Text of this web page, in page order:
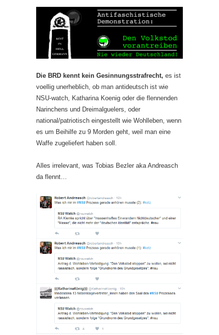
Die BRD kennt kein Gesinnungsstrafrecht, es ist
voellig unerheblich, ob man antideutsch ist wie
NSU-watch, Katharina Koenig oder die flennenden
Narinchens und Dreimalguelers, oder
national/patriotisch eingestellt wie Wohlleben, wenn
es um Beihilfe zu 9 Morden geht, weil man eine
Waffe zugeliefert haben soll.
Alles irrelevant, was Tobias Bezler aka Andreasch
da flennt…